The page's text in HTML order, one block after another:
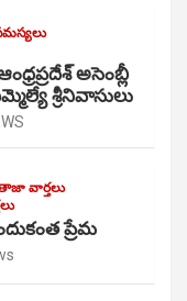
అసెంబ్లీ
శ్రీనివాసులు
వార్తలు
ప్రేమ